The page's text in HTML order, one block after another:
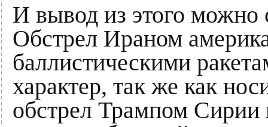
И вывод из этого можно
Обстрел Ираном
баллистическими
характер, так же как
обстрел Трампом Сирии